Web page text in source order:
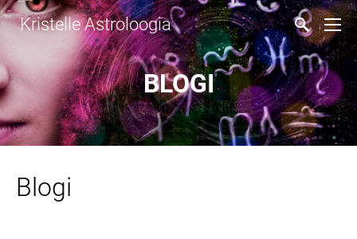
Kristelle Astroloogia
BLOGI
Blogi